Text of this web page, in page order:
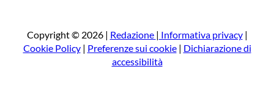
a
Copyright © 2026 | Redazione | Informativa privacy|
Cookie Policy| Preferenze sui cookie| Dichiarazione di
accessibilità